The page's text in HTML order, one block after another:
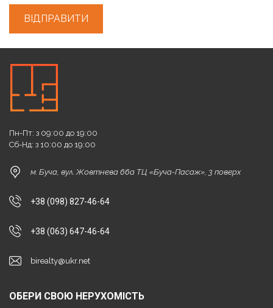
Пн-Пт: з 09:00 до 19:00
Сб-Нд: з 10:00 до 19:00
м. Буча, вул. Жовтнева 66а ТЦ «Буча-Пасаж», 3 поверх
+38 (098) 827-46-64
+38 (063) 647-46-64
birealty@ukr.net
ОБЕРИ СВОЮ НЕРУХОМІСТЬ